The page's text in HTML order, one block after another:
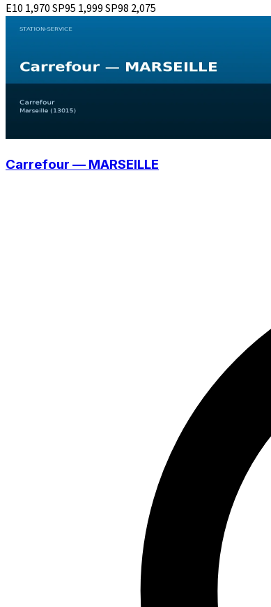
E10 1,970SP95 1,999SP98 2,075
Carrefour — MARSEILLE